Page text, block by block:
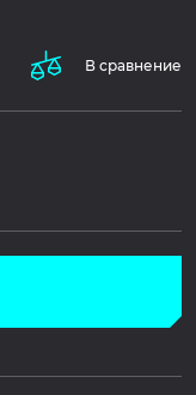
В сравнение